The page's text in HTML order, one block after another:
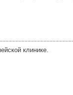
клинике.